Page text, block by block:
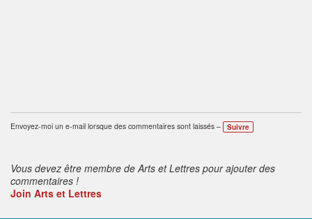
Envoyez-moi un e-mail lorsque des commentaires sont laissés – Suivre
Vous devez être membre de Arts et Lettres pour ajouter des
commentaires !
Join Arts et Lettres